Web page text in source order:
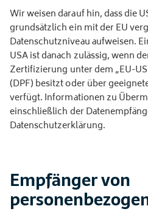
Wir weisen darauf hin, dass die
grundsätzlich ein mit der EU
Datenschutzniveau aufweisen.
USA ist danach zulässig, wenn
Zertifizierung unter dem „EU-
(DPF) besitzt oder über
verfügt. Informationen zu
einschließlich der
Datenschutzerklärung.
Empfänger von